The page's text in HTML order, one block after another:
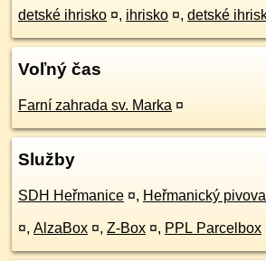
detské ihrisko ¤, ihrisko ¤, detské
Voľný čas
Farní zahrada sv. Marka ¤
Služby
SDH Heřmanice ¤, Heřmanický
¤, AlzaBox ¤, Z-Box ¤, PPL Parcelbox